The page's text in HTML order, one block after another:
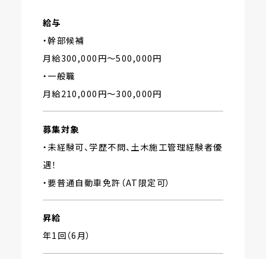
給与
・幹部候補
月給300,000円〜500,000円
・一般職
月給210,000円〜300,000円
募集対象
・未経験可、学歴不問、土木施工管理経験者優
遇！
・要普通自動車免許（AT限定可）
昇給
年1回（6月）